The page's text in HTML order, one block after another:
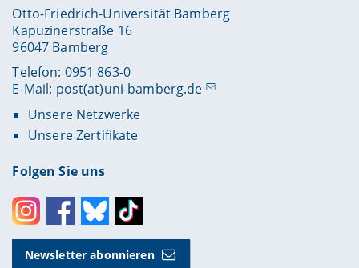
Otto-Friedrich-Universität Bamberg
Kapuzinerstraße 16
96047 Bamberg
Telefon: 0951 863-0
E-Mail: post(at)uni-bamberg.de
Unsere Netzwerke
Unsere Zertifikate
Folgen Sie uns
InstagramFacebookBlueskyToktok
Newsletter abonnieren